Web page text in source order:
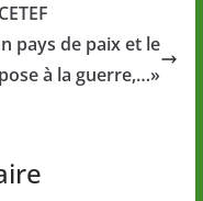
pays de paix et le
à la guerre,…»